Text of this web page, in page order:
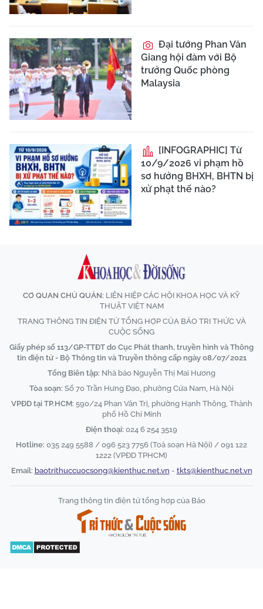
Đại tướng Phan Văn
Giang hội đàm với Bộ
trưởng Quốc phòng
Malaysia
[INFOGRAPHIC] Từ
10/9/2026 vi phạm hồ
sơ hưởng BHXH, BHTN bị
xử phạt thế nào?
CƠ QUAN CHỦ QUẢN: LIÊN HIỆP CÁC HỘI KHOA HỌC VÀ KỸ
THUẬT VIỆT NAM
TRANG THÔNG TIN ĐIỆN TỬ TỔNG HỢP CỦA BÁO TRI THỨC VÀ
CUỘC SỐNG
Giấy phép số 113/GP-TTĐT do Cục Phát thanh, truyền hình và Thông
tin điện tử - Bộ Thông tin và Truyền thông cấp ngày 08/07/2021
Tổng Biên tập: Nhà báo Nguyễn Thị Mai Hương
Tòa soạn: Số 70 Trần Hưng Đạo, phường Cửa Nam, Hà Nội
VPĐD tại TP.HCM: 590/24 Phan Văn Trị, phường Hạnh Thông, Thành
phố Hồ Chí Minh
Điện thoại: 024 6 254 3519
Hotline: 035 249 5588 / 096 523 7756 (Toà soạn Hà Nội) / 091 122
1222 (VPĐD TPHCM)
Email: baotrithuccuocsong@kienthuc.net.vn - tkts@kienthuc.net.vn
Trang thông tin điện tử tổng hợp của Báo